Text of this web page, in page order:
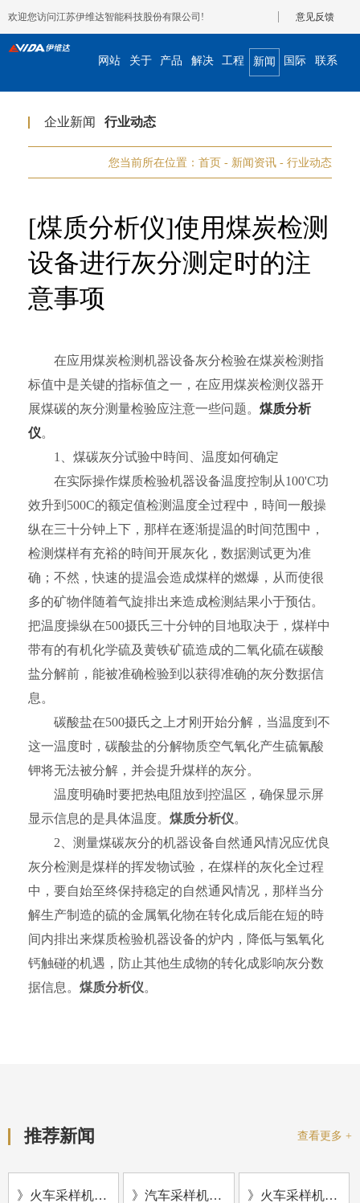
欢迎您访问江苏伊维达智能科技股份有限公司! 意见反馈
网站 关于 产品 解决 工程 新闻 国际 联系
企业新闻 行业动态
您当前所在位置： 首页 - 新闻资讯 - 行业动态
[煤质分析仪]使用煤炭检测
设备进行灰分测定时的注
意事项
在应用煤炭检测机器设备灰分检验在煤炭检测指
标值中是关键的指标值之一，在应用煤炭检测仪器开
展煤碳的灰分测量检验应注意一些问题。 煤质分析
仪。
1、煤碳灰分试验中時间、温度如何确定
在实际操作煤质检验机器设备温度控制从100'C功
效升到500C的额定值检测温度全过程中，時间一般操
纵在三十分钟上下，那样在逐渐提温的时间范围中，
检测煤样有充裕的時间开展灰化，数据测试更为准
确；不然，快速的提温会造成煤样的燃爆，从而使很
多的矿物伴随着气旋排出来造成检测結果小于预估。
把温度操纵在500摄氏三十分钟的目地取决于，煤样中
带有的有机化学硫及黄铁矿硫造成的二氧化硫在碳酸
盐分解前，能被准确检验到以获得准确的灰分数据信
息。
碳酸盐在500摄氏之上才刚开始分解，当温度到不
这一温度时，碳酸盐的分解物质空气氧化产生硫氰酸
钾将无法被分解，并会提升煤样的灰分。
温度明确时要把热电阻放到控温区，确保显示屏
显示信息的是具体温度。 煤质分析仪。
2、测量煤碳灰分的机器设备自然通风情况应优良
灰分检测是煤样的挥发物试验，在煤样的灰化全过程
中，要自始至终保持稳定的自然通风情况，那样当分
解生产制造的硫的金属氧化物在转化成后能在短的時
间内排出来煤质检验机器设备的炉内，降低与氢氧化
钙触碰的机遇，防止其他生成物的转化成影响灰分数
据信息。 煤质分析仪。
推荐新闻 查看更多 +
》火车采样机的应用及形式 》汽车采样机常见的故障有哪些 》火车采样机使用过程中的问题